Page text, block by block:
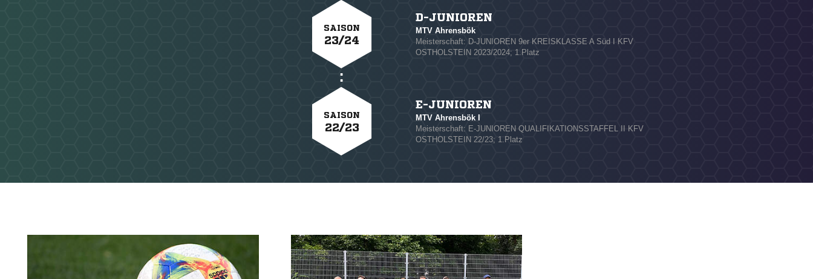
SAISON
23/24
D-JUNIOREN
MTV Ahrensbök
Meisterschaft: D-JUNIOREN 9er KREISKLASSE A Süd I KFV
OSTHOLSTEIN 2023/2024; 1.Platz
SAISON
22/23
E-JUNIOREN
MTV Ahrensbök I
Meisterschaft: E-JUNIOREN QUALIFIKATIONSSTAFFEL II KFV
OSTHOLSTEIN 22/23; 1.Platz